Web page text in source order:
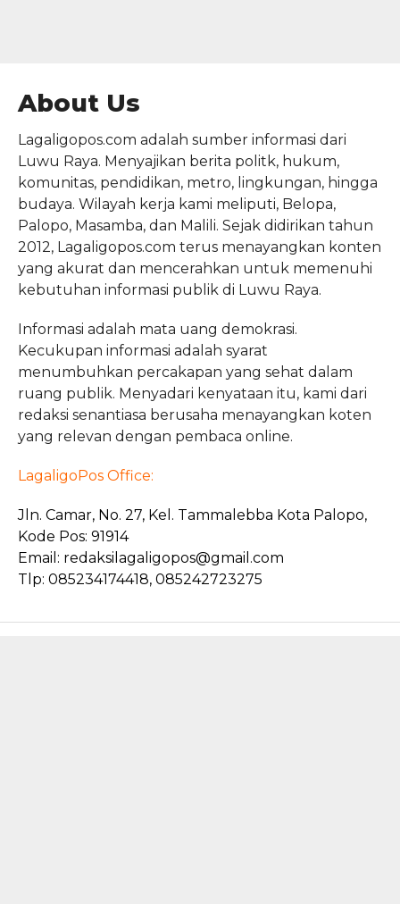
About Us
Lagaligopos.com adalah sumber informasi dari
Luwu Raya. Menyajikan berita politk, hukum,
komunitas, pendidikan, metro, lingkungan, hingga
budaya. Wilayah kerja kami meliputi, Belopa,
Palopo, Masamba, dan Malili. Sejak didirikan tahun
2012, Lagaligopos.com terus menayangkan konten
yang akurat dan mencerahkan untuk memenuhi
kebutuhan informasi publik di Luwu Raya.
Informasi adalah mata uang demokrasi.
Kecukupan informasi adalah syarat
menumbuhkan percakapan yang sehat dalam
ruang publik. Menyadari kenyataan itu, kami dari
redaksi senantiasa berusaha menayangkan koten
yang relevan dengan pembaca online.
LagaligoPos Office:
Jln. Camar, No. 27, Kel. Tammalebba Kota Palopo,
Kode Pos: 91914
Email: redaksilagaligopos@gmail.com
Tlp: 085234174418, 085242723275